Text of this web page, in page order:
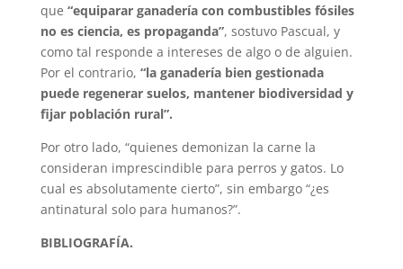
que “equiparar ganadería con combustibles fósiles
no es ciencia, es propaganda”, sostuvo Pascual, y
como tal responde a intereses de algo o de alguien.
Por el contrario, “la ganadería bien gestionada
puede regenerar suelos, mantener biodiversidad y
fijar población rural”.
Por otro lado, “quienes demonizan la carne la
consideran imprescindible para perros y gatos. Lo
cual es absolutamente cierto”, sin embargo “¿es
antinatural solo para humanos?”.
BIBLIOGRAFÍA.